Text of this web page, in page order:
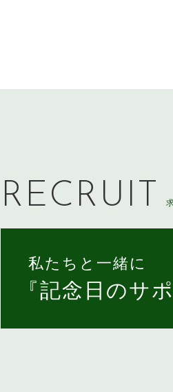
RECRUIT
私たちと一緒に
『記念日のサ